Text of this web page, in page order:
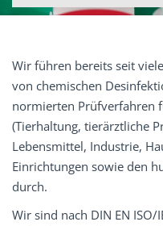
Wir führen bereits seit
von chemischen
normierten Prüfverfahren
(Tierhaltung, tierärztliche
Lebensmittel, Industrie,
Einrichtungen sowie den
durch.
Wir sind nach DIN EN